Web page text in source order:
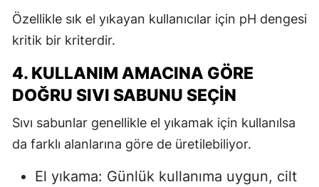
Özellikle sık el yıkayan kullanıcılar için pH dengesi
kritik bir kriterdir.
4. KULLANIM AMACINA GÖRE
DOĞRU SIVI SABUNU SEÇIN
Sıvı sabunlar genellikle el yıkamak için kullanılsa
da farklı alanlarına göre de üretilebiliyor.
El yıkama: Günlük kullanıma uygun, cilt